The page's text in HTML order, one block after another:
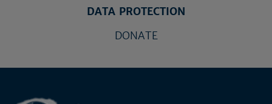
DATA PROTECTION
DONATE